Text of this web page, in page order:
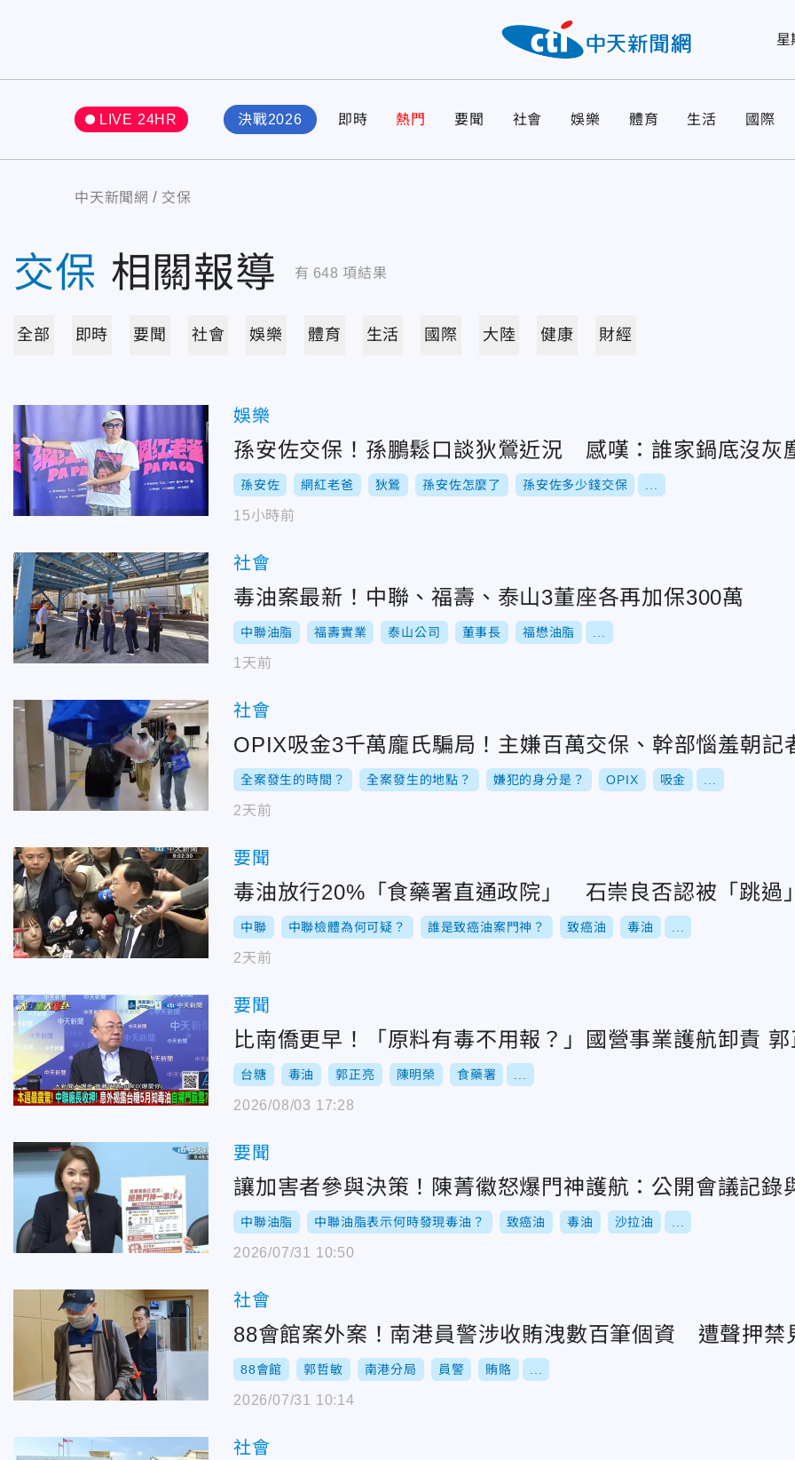
星
LIVE 24HR 決戰2026 即時 熱門 要聞 社會 娛樂 體育 生活 國際
中天新聞網 交保
交保 相關報導 有 648 項結果
全部 即時 要聞 社會 娛樂 體育 生活 國際 大陸 健康 財經
娛樂
孫安佐交保！孫鵬鬆口談狄鶯近況 感嘆：誰家鍋底沒灰
孫安佐 網紅老爸 狄鶯 孫安佐怎麼了 孫安佐多少錢交保
15小時前
社會
毒油案最新！中聯、福壽、泰山3董座各再加保300萬
中聯油脂 福壽實業 泰山公司 董事長 福懋油脂
1天前
社會
OPIX吸金3千萬龐氏騙局！主嫌百萬交保、幹部惱羞朝記
全案發生的時間？ 全案發生的地點？ 嫌犯的身分是？ OPIX 吸金
2天前
要聞
毒油放行20%「食藥署直通政院」 石崇良否認被「跳過
中聯 中聯檢體為何可疑？ 誰是致癌油案門神？ 致癌油 毒油
2天前
要聞
比南僑更早！「原料有毒不用報？」國營事業護航卸責
台糖 毒油 郭正亮 陳明榮 食藥署
2026/08/03 17:28
要聞
讓加害者參與決策！陳菁徽怒爆門神護航：公開會議記錄
中聯油脂 中聯油脂表示何時發現毒油？ 致癌油 毒油 沙拉油
2026/07/31 10:50
社會
88會館案外案！南港員警涉收賄洩數百筆個資 遭聲押禁
88會館 郭哲敏 南港分局 員警 賄賂
2026/07/31 10:14
社會